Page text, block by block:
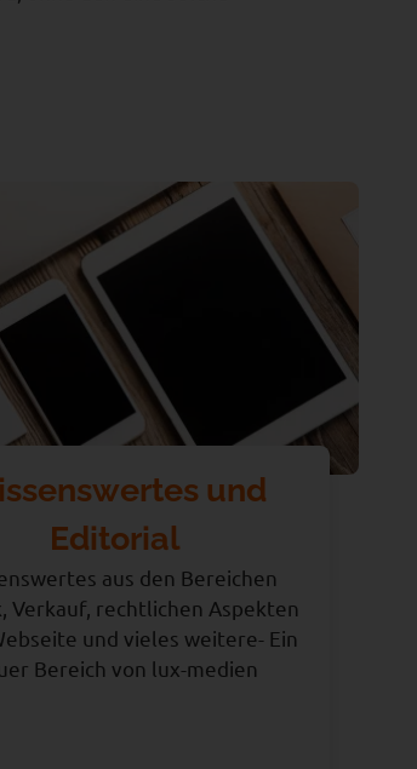
und
Editorial
aus den Bereichen
Verkauf, rechtlichen Aspekten
und vieles weitere- Ein
Bereich von lux-medien